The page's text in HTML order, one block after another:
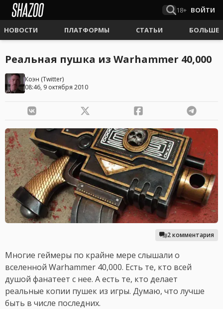
18+ ВОЙТИ
НОВОСТИ ПЛАТФОРМЫ СТАТЬИ БОЛЬШЕ
Реальная пушка из Warhammer 40,000
Коэн (Twitter)
08:46, 9 октября 2010
2 комментария
Многие геймеры по крайне мере слышали о
вселенной Warhammer 40,000. Есть те, кто всей
душой фанатеет с нее. А есть те, кто делает
реальные копии пушек из игры. Думаю, что лучше
быть в числе последних.